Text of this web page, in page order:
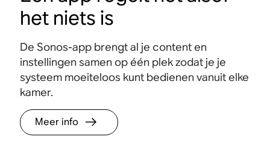
het niets is
De Sonos-app brengt al je content en
instellingen samen op één plek zodat je je
systeem moeiteloos kunt bedienen vanuit elke
kamer.
Meer info
bedienen vanuit
Meer
info